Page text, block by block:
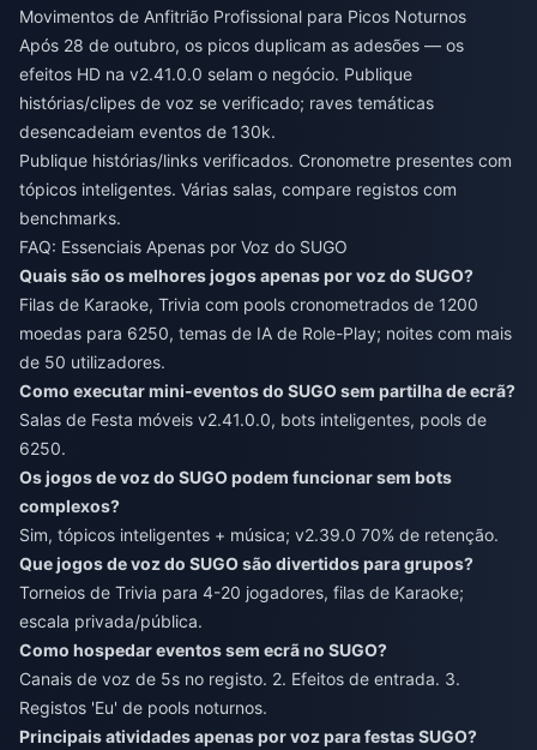
Movimentos de Anfitrião Profissional para Picos Noturnos
Após 28 de outubro, os picos duplicam as adesões — os
efeitos HD na v2.41.0.0 selam o negócio. Publique
histórias/clipes de voz se verificado; raves temáticas
desencadeiam eventos de 130k.
Publique histórias/links verificados. Cronometre presentes com
tópicos inteligentes. Várias salas, compare registos com
benchmarks.
FAQ: Essenciais Apenas por Voz do SUGO
Quais são os melhores jogos apenas por voz do SUGO?
Filas de Karaoke, Trivia com pools cronometrados de 1200
moedas para 6250, temas de IA de Role-Play; noites com mais
de 50 utilizadores.
Como executar mini-eventos do SUGO sem partilha de ecrã?
Salas de Festa móveis v2.41.0.0, bots inteligentes, pools de
6250.
Os jogos de voz do SUGO podem funcionar sem bots
complexos?
Sim, tópicos inteligentes + música; v2.39.0 70% de retenção.
Que jogos de voz do SUGO são divertidos para grupos?
Torneios de Trivia para 4-20 jogadores, filas de Karaoke;
escala privada/pública.
Como hospedar eventos sem ecrã no SUGO?
Canais de voz de 5s no registo. 2. Efeitos de entrada. 3.
Registos 'Eu' de pools noturnos.
Principais atividades apenas por voz para festas SUGO?